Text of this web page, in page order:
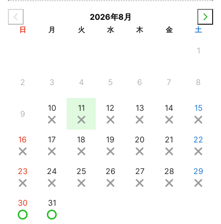
2026年8月
日 月 火 水 木 金 土
1
2 3 4 5 6 7 8
9
10 11 12 13 14 15
16 17 18 19 20 21 22
23 24 25 26 27 28 29
30 31